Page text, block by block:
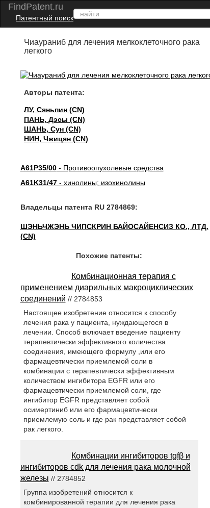
FindPatent.ru
Патентный поиск
Чиаураниб для лечения мелкоклеточного рака
легкого
Авторы патента:
ЛУ, Сяньпин (CN)
ПАНЬ, Дэсы (CN)
ШАНЬ, Сун (CN)
НИН, Чжицян (CN)
A61P35/00- Противоопухолевые средства
A61K31/47- хинолины; изохинолины
Владельцы патента RU 2784869:
ШЭНЬЧЖЭНЬ ЧИПСКРИН БАЙОСАЙЕНСИЗ КО., ЛТД.
(CN)
Похожие патенты:
Комбинационная терапия с
применением диарильных макроциклических
соединений // 2784853
Настоящее изобретение относится к способу
лечения рака у пациента, нуждающегося в
лечении. Способ включает введение пациенту
терапевтически эффективного количества
соединения, имеющего формулу ,или его
фармацевтически приемлемой соли в
комбинации с терапевтически эффективным
количеством ингибитора EGFR или его
фармацевтически приемлемой соли, где
ингибитор EGFR представляет собой
осимертиниб или его фармацевтически
приемлемую соль и где рак представляет собой
рак легкого.
Комбинации ингибиторов tgfβ и
ингибиторов cdk для лечения рака молочной
железы // 2784852
Группа изобретений относится к
комбинированной терапии для лечения рака